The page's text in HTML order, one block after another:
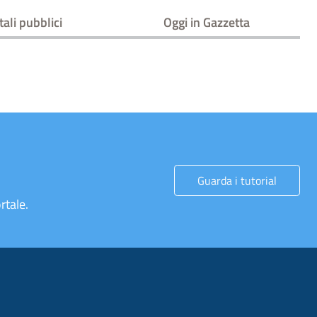
pubblici Oggi in Gazzetta
Guarda i tutorial